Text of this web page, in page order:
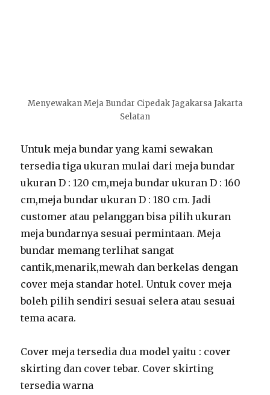
Menyewakan Meja Bundar Cipedak Jagakarsa Jakarta
Selatan
Untuk meja bundar yang kami sewakan
tersedia tiga ukuran mulai dari meja bundar
ukuran D : 120 cm,meja bundar ukuran D : 160
cm,meja bundar ukuran D : 180 cm. Jadi
customer atau pelanggan bisa pilih ukuran
meja bundarnya sesuai permintaan. Meja
bundar memang terlihat sangat
cantik,menarik,mewah dan berkelas dengan
cover meja standar hotel. Untuk cover meja
boleh pilih sendiri sesuai selera atau sesuai
tema acara.
Cover meja tersedia dua model yaitu : cover
skirting dan cover tebar. Cover skirting
tersedia warna